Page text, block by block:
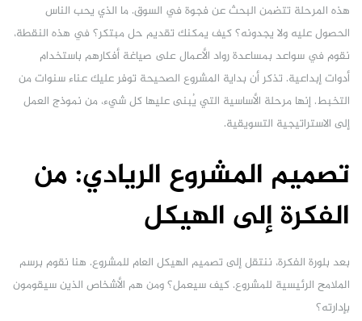
هذه المرحلة تتضمن البحث عن فجوة في السوق. ما الذي يحب الناس
الحصول عليه ولا يجدونه؟ كيف يمكنك تقديم حل مبتكر؟ في هذه النقطة،
نقوم في سواعد بمساعدة رواد الأعمال على صياغة أفكارهم باستخدام
أدوات إبداعية. تذكر أن بداية المشروع الصحيحة توفر عليك عناء سنوات من
التخبط. إنها مرحلة الأساسية التي يُبنى عليها كل شيء، من نموذج العمل
إلى الاستراتيجية التسويقية.
تصميم المشروع الريادي: من
الفكرة إلى الهيكل
بعد بلورة الفكرة، ننتقل إلى تصميم الهيكل العام للمشروع. هنا نقوم برسم
الملامح الرئيسية للمشروع. كيف سيعمل؟ ومن هم الأشخاص الذين سيقومون
بإدارته؟